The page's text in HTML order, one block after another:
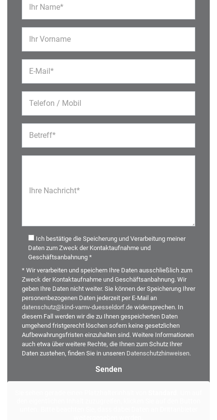
Ihr Name*
Ihr Vorname
E-Mail*
Telefon / Mobil
Betreff*
Ihre Nachricht*
Ich bestätige die Speicherung und Verarbeitung meiner
Daten zum Zweck der Kontaktaufnahme und
Geschäftsanbahnung *
* Wir verarbeiten und speichern Ihre Daten ausschließlich zum
Zweck der Kontaktaufnahme und Geschäftsanbahnung. Wir
geben Ihre Daten nicht weiter. Sie können der Speicherung Ihrer
personenbezogenen Daten jederzeit per E-Mail an
datenschutz@kind-vamv-duesseldorf.de widersprechen. In
diesem Fall werden wir die zu Ihnen gespeicherten Daten
umgehend fristgerecht löschen sofern keine gesetzlichen
Aufbewahrungsfristen einzuhalten sind. Weitere Informationen
auch etwa über weitere Rechte, die Ihnen zum Schutz Ihrer
Daten zustehen, finden Sie in unseren Datenschutzhinweisen.